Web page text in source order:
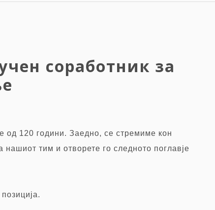
соработник за
од 120 години. Заедно, се стремиме кон
тим и отворете го следното поглавје